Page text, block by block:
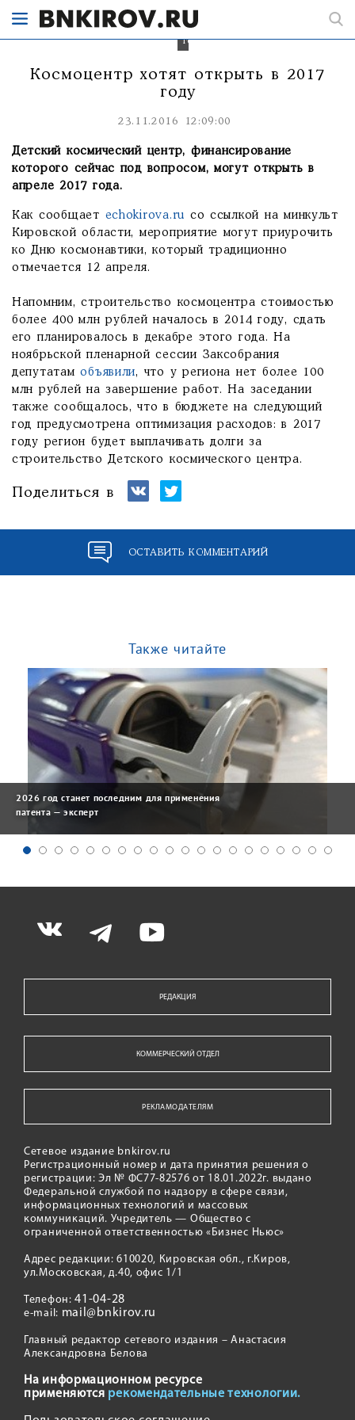
2016
года.
Космоцентр хотят открыть в 2017
году
23.11.2016 12:09:00
Детский космический центр, финансирование
которого сейчас под вопросом, могут открыть в
апреле 2017 года.
Как сообщает echokirova.ru со ссылкой на минкульт
Кировской области, мероприятие могут приурочить
ко Дню космонавтики, который традиционно
отмечается 12 апреля.
Напомним, строительство космоцентра стоимостью
более 400 млн рублей началось в 2014 году, сдать
его планировалось в декабре этого года. На
ноябрьской пленарной сессии Заксобрания
депутатамобъявили, что у региона нет более 100
млн рублей на завершение работ. На заседании
также сообщалось, что в бюджете на следующий
год предусмотрена оптимизация расходов: в 2017
году регион будет выплачивать долги за
строительство Детского космического центра.
Поделиться в
ОСТАВИТЬ КОММЕНТАРИЙ
Также читайте
2026 год станет последним для применения
патента — эксперт
РЕДАКЦИЯ
КОММЕРЧЕСКИЙ ОТДЕЛ
РЕКЛАМОДАТЕЛЯМ
Сетевое издание bnkirov.ru
Регистрационный номер и дата принятия решения о
регистрации: Эл № ФС77-82576 от 18.01.2022г. выдано
Федеральной службой по надзору в сфере связи,
информационных технологий и массовых
коммуникаций. Учредитель — Общество с
ограниченной ответственностью «Бизнес Ньюс»
Адрес редакции: 610020, Кировская обл., г.Киров,
ул.Московская, д.40, офис 1/1
Телефон:41-04-28
e-mail: mail@bnkirov.ru
Главный редактор сетевого издания – Анастасия
Александровна Белова
На информационном ресурсе
применяются рекомендательные технологии.